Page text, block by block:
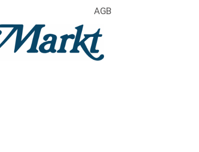
AGB